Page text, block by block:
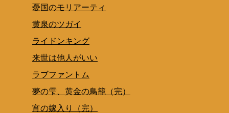
憂国のモリアーティ
黄泉のツガイ
ライドンキング
来世は他人がいい
ラブファントム
夢の雫、黄金の鳥籠（完）
宵の嫁入り（完）